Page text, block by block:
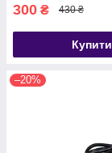
300 ₴ 430 ₴
Купити
–20%